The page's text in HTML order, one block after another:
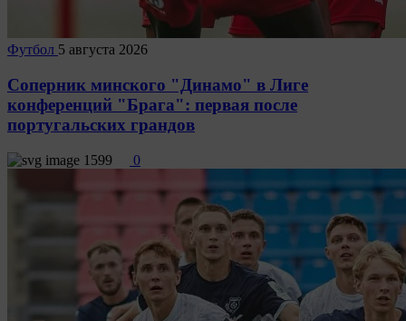
Футбол 5 августа 2026
Соперник минского "Динамо" в Лиге
конференций "Брага": первая после
португальских грандов
1599 0